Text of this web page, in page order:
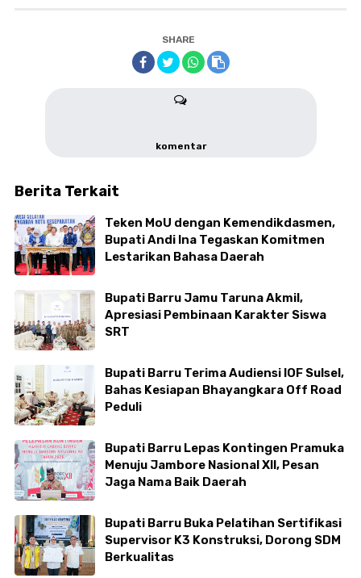
SHARE
komentar
Berita Terkait
Teken MoU dengan Kemendikdasmen,
Bupati Andi Ina Tegaskan Komitmen
Lestarikan Bahasa Daerah
Bupati Barru Jamu Taruna Akmil,
Apresiasi Pembinaan Karakter Siswa
SRT
Bupati Barru Terima Audiensi IOF Sulsel,
Bahas Kesiapan Bhayangkara Off Road
Peduli
Bupati Barru Lepas Kontingen Pramuka
Menuju Jambore Nasional XII, Pesan
Jaga Nama Baik Daerah
Bupati Barru Buka Pelatihan Sertifikasi
Supervisor K3 Konstruksi, Dorong SDM
Berkualitas